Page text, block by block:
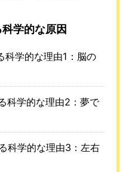
学的な原因
科学的な理由1：脳の
科学的な理由2：夢で
科学的な理由3：左右